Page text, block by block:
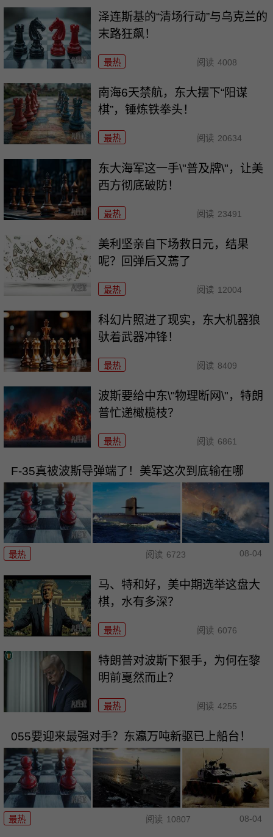
泽连斯基的“清场行动”与乌克兰的
末路狂飙！
最热 阅读 4008
南海6天禁航，东大摆下“阳谋
棋”，锤炼铁拳头！
最热 阅读 20634
东大海军这一手\"普及牌\"，让美
西方彻底破防！
最热 阅读 23491
美利坚亲自下场救日元，结果
呢？回弹后又蔫了
最热 阅读 12004
科幻片照进了现实，东大机器狼
驮着武器冲锋！
最热 阅读 8409
波斯要给中东\"物理断网\"，特朗
普忙递橄榄枝？
最热 阅读 6861
F-35真被波斯导弹端了！美军这次到底输在哪
最热 阅读 6723 08-04
马、特和好，美中期选举这盘大
棋，水有多深？
最热 阅读 6076
特朗普对波斯下狠手，为何在黎
明前戛然而止？
最热 阅读 4255
055要迎来最强对手？东瀛万吨新驱已上船台！
最热 阅读 10807 08-04